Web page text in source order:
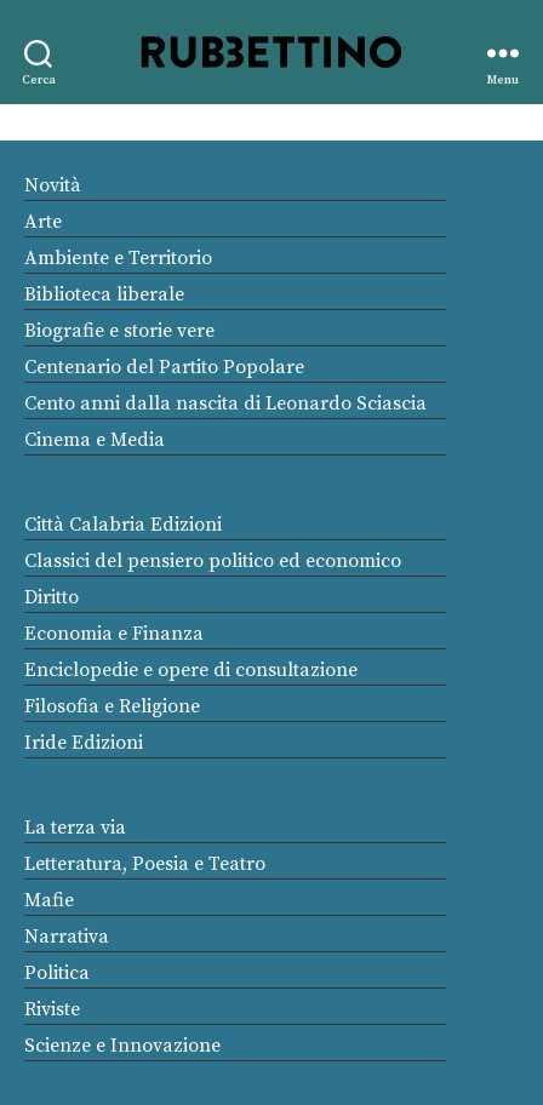
Cerca
editore
Menu
Novità
Arte
Ambiente e Territorio
Biblioteca liberale
Biografie e storie vere
Centenario del Partito Popolare
Cento anni dalla nascita di Leonardo Sciascia
Cinema e Media
Città Calabria Edizioni
Classici del pensiero politico ed economico
Diritto
Economia e Finanza
Enciclopedie e opere di consultazione
Filosofia e Religione
Iride Edizioni
La terza via
Letteratura, Poesia e Teatro
Mafie
Narrativa
Politica
Riviste
Scienze e Innovazione